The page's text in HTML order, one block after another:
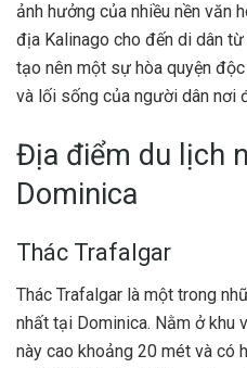
ảnh hưởng của nhiều nền văn
địa Kalinago cho đến di dân
tạo nên một sự hòa quyện
và lối sống của người dân nơi
Địa điểm du lịch
Dominica
Thác Trafalgar
Thác Trafalgar là một trong
nhất tại Dominica. Nằm ở khu
này cao khoảng 20 mét và có